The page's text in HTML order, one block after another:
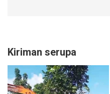
Kiriman serupa